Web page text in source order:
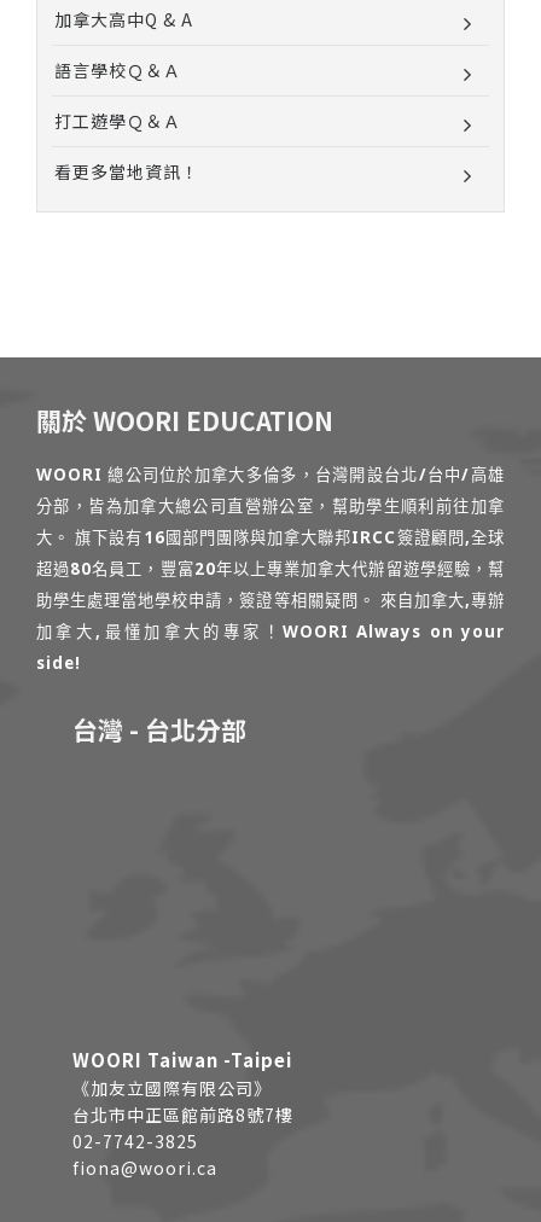
加拿大高中Q & A
語言學校Ｑ＆Ａ
打工遊學Ｑ＆Ａ
看更多當地資訊！
關於 WOORI EDUCATION
WOORI 總公司位於加拿大多倫多，台灣開設台北/台中/高雄
分部，皆為加拿大總公司直營辦公室，幫助學生順利前往加拿
大。 旗下設有16國部門團隊與加拿大聯邦IRCC簽證顧問,全球
超過80名員工，豐富20年以上專業加拿大代辦留遊學經驗，幫
助學生處理當地學校申請，簽證等相關疑問。 來自加拿大,專辦
加拿大,最懂加拿大的專家！WOORI Always on your
side!
台灣 - 台北分部
WOORI Taiwan -Taipei
《加友立國際有限公司》
台北市中正區館前路8號7樓
02-7742-3825
fiona@woori.ca